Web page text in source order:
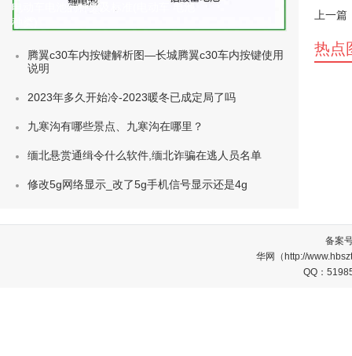
上一篇
电动车电池的种类及标准(电动车 电池
种类)
腾翼c30车内按键解析图—长城腾翼c30车内按键使用
说明
2023年多久开始冷-2023暖冬已成定局了吗
九寒沟有哪些景点、九寒沟在哪里？
缅北悬赏通缉令什么软件,缅北诈骗在逃人员名单
修改5g网络显示_改了5g手机信号显示还是4g
热点
备案
华网（http://
QQ：